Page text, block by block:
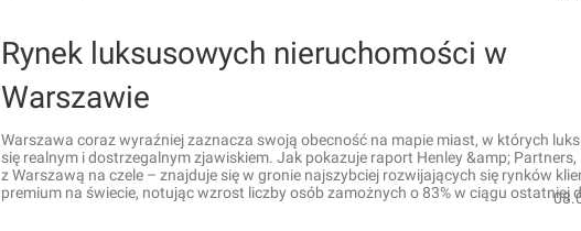
Rynek luksusowych nieruchomości w
Warszawie
Warszawa coraz wyraźniej zaznacza swoją obecność na mapie miast, w których
się realnym i dostrzegalnym zjawiskiem. Jak pokazuje raport Henley &amp; Partners,
z Warszawą na czele – znajduje się w gronie najszybciej rozwijających się rynków
premium na świecie, notując wzrost liczby osób zamożnych o 83% w ciągu ostatniej